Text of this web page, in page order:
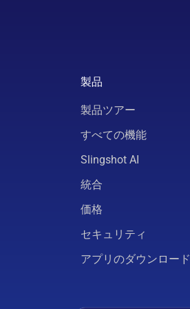
製品
製品ツアー
すべての機能
Slingshot AI
統合
価格
セキュリティ
アプリのダウンロード